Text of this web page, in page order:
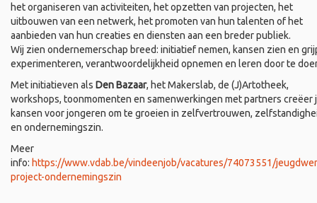
het organiseren van activiteiten, het opzetten van projecten, het
uitbouwen van een netwerk, het promoten van hun talenten of het
aanbieden van hun creaties en diensten aan een breder publiek.
Wij zien ondernemerschap breed: initiatief nemen, kansen zien en
experimenteren, verantwoordelijkheid opnemen en leren door te
Met initiatieven als Den Bazaar, het Makerslab, de (J)Artotheek,
workshops, toonmomenten en samenwerkingen met partners creëer
kansen voor jongeren om te groeien in zelfvertrouwen,
en ondernemingszin.
Meer
info: https://www.vdab.be/vindeenjob/vacatures/74073551/
project-ondernemingszin